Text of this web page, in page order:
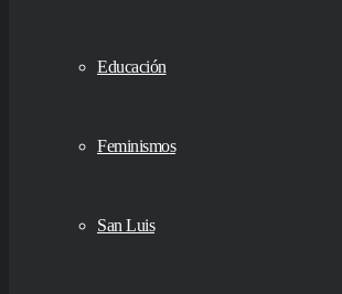
Educación
Feminismos
San Luis